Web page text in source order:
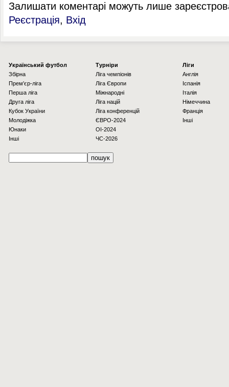
Залишати коментарі можуть лише
Реєстрація, Вхід
Українcький футбол
Збірна
Прем'єр-ліга
Перша ліга
Друга ліга
Кубок України
Молодіжка
Юнаки
Інші
Турніри
Ліга чемпіонів
Ліга Європи
Міжнародні
Ліга націй
Ліга конференцій
ЄВРО-2024
OI-2024
ЧС-2026
Ліги
Англія
Іспанія
Італія
Німеччина
Франція
Інші